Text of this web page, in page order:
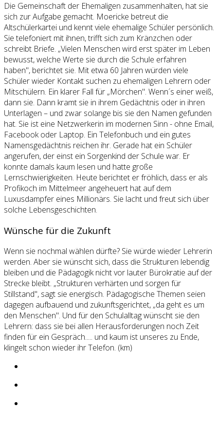
Die Gemeinschaft der Ehemaligen zusammenhalten, hat sie
sich zur Aufgabe gemacht. Moericke betreut die
Altschülerkartei und kennt viele ehemalige Schüler persönlich.
Sie telefoniert mit ihnen, trifft sich zum Kränzchen oder
schreibt Briefe. „Vielen Menschen wird erst später im Leben
bewusst, welche Werte sie durch die Schule erfahren
haben", berichtet sie. Mit etwa 60 Jahren würden viele
Schüler wieder Kontakt suchen zu ehemaligen Lehrern oder
Mitschülern. Ein klarer Fall für „Mörchen". Wenn´s einer weiß,
dann sie. Dann kramt sie in ihrem Gedächtnis oder in ihren
Unterlagen – und zwar solange bis sie den Namen gefunden
hat. Sie ist eine Netzwerkerin im modernen Sinn - ohne Email,
Facebook oder Laptop. Ein Telefonbuch und ein gutes
Namensgedächtnis reichen ihr. Gerade hat ein Schüler
angerufen, der einst ein Sorgenkind der Schule war. Er
konnte damals kaum lesen und hatte große
Lernschwierigkeiten. Heute berichtet er fröhlich, dass er als
Profikoch im Mittelmeer angeheuert hat auf dem
Luxusdampfer eines Millionärs. Sie lacht und freut sich über
solche Lebensgeschichten.
Wünsche für die Zukunft
Wenn sie nochmal wählen dürfte? Sie würde wieder Lehrerin
werden. Aber sie wünscht sich, dass die Strukturen lebendig
bleiben und die Pädagogik nicht vor lauter Bürokratie auf der
Strecke bleibt. „Strukturen verhärten und sorgen für
Stillstand", sagt sie energisch. Pädagogische Themen seien
dagegen aufbauend und zukunftsgerichtet, „da geht es um
den Menschen". Und für den Schulalltag wünscht sie den
Lehrern: dass sie bei allen Herausforderungen noch Zeit
finden für ein Gespräch..... und kaum ist unseres zu Ende,
klingelt schon wieder ihr Telefon. (km)